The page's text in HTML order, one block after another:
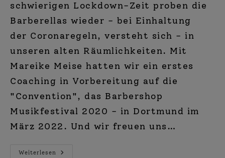
schwierigen Lockdown-Zeit proben die
Barberellas wieder - bei Einhaltung
der Coronaregeln, versteht sich - in
unseren alten Räumlichkeiten. Mit
Mareike Meise hatten wir ein erstes
Coaching in Vorbereitung auf die
"Convention", das Barbershop
Musikfestival 2020 - in Dortmund im
März 2022. Und wir freuen uns…
Weiterlesen
Endlich